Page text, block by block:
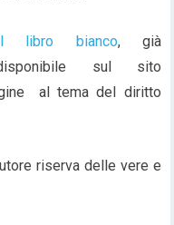
libro bianco, già
sul sito
al tema del diritto
riserva delle vere e